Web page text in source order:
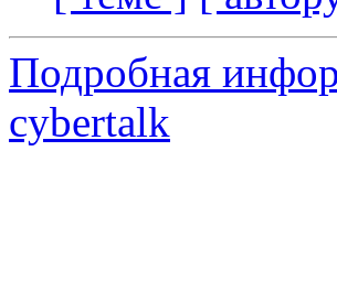
Подробная
cybertalk